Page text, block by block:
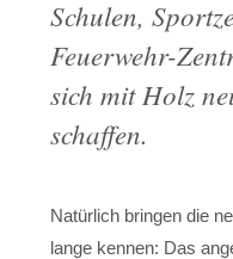
Schulen,
Feuerwehr-
sich mit Holz
schaffen.
Natürlich bringen die
lange kennen: Das